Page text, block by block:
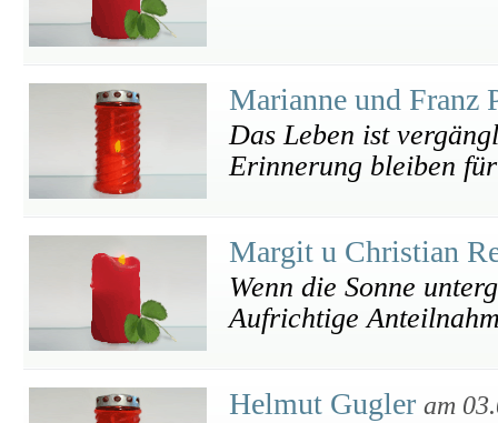
Marianne und Franz
Das Leben ist
Erinnerung bleiben
Margit u Christian
Wenn die Sonne
Aufrichtige
Helmut Gugler am